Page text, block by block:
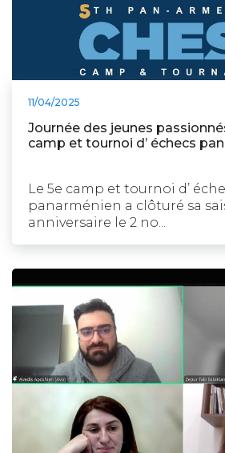
11/04/2025
Journée des jeunes
camp et tournoi d’ échecs
Le 5e camp et tournoi d’
panarménien a clôturé sa
anniversaire le 2 no...